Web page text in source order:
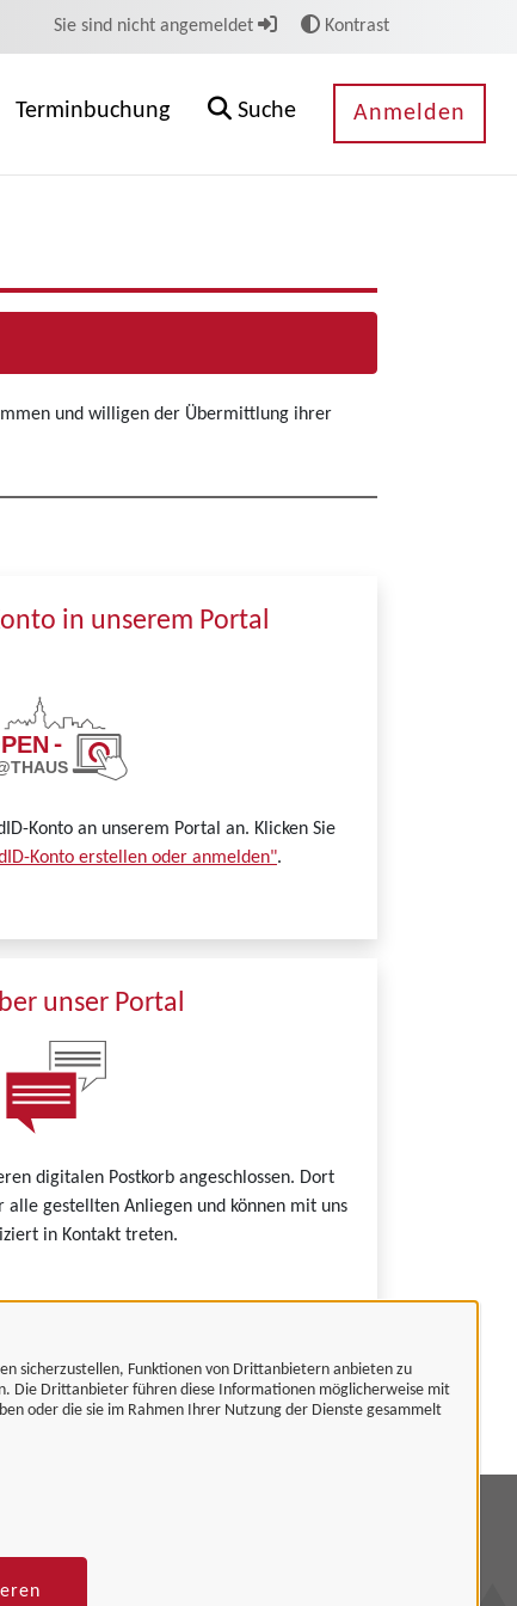
sicherzustellen, Funktionen von Drittanbietern anbieten zu
Die Drittanbieter führen diese Informationen möglicherweise mit
oder die sie im Rahmen Ihrer Nutzung der Dienste gesammelt
Sie sind nicht angemeldet Kontrast
Terminbuchung Suche Anmelden
und willigen der Übermittlung ihrer
in unserem Portal
Konto an unserem Portal an. Klicken Sie
Konto erstellen oder anmelden".
unser Portal
digitalen Postkorb angeschlossen. Dort
alle gestellten Anliegen und können mit uns
in Kontakt treten.